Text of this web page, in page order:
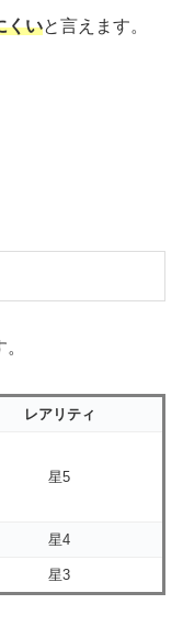
くいと言えます。
レアリティ
星5
星4
星3